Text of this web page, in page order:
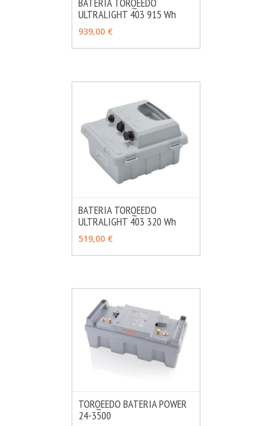
AÑADIR MÁS INFO
ULTRALIGHT 403 915 Wh
939,00 €
AÑADIR MÁS INFO
BATERIA TORQEEDO
ULTRALIGHT 403 320 Wh
519,00 €
VER OPCIONES
TORQEEDO BATERIA POWER
24-3500